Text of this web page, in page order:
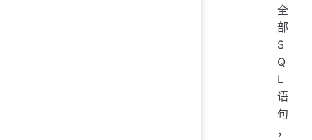
全
部
S
Q
L
语
句
，